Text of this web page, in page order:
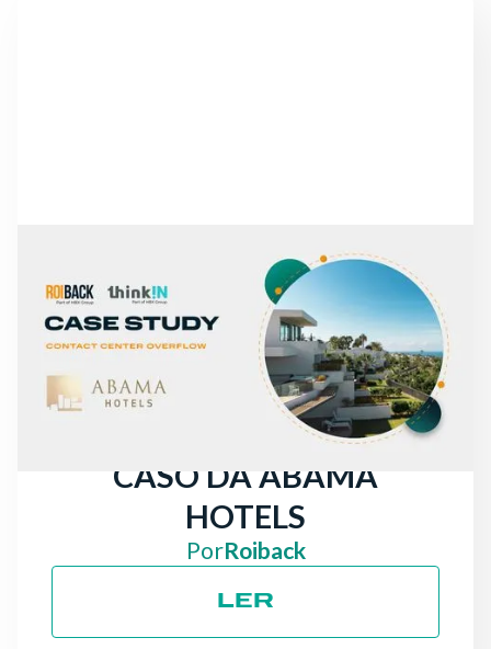
NOTÍCIAS
DE CHAMADAS
PERDIDAS A UM
AUMENTO DE +30% NAS
RECEITAS DIRETAS: O
CASO DA ABAMA
HOTELS
PorRoiback
LER